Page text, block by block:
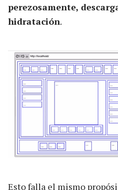
perezosamente,
hidratación.
Esto falla el mismo